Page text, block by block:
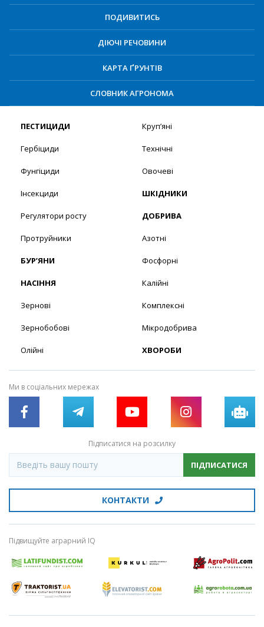
ПОДИВИТИСЬ
ДІЮЧІ РЕЧОВИНИ
КАРТА ҐРУНТІВ
СЛОВНИК АГРОНОМА
ПЕСТИЦИДИ
Гербіциди
Фунгіциди
Інсекциди
Регулятори росту
Протруйники
БУР’ЯНИ
НАСІННЯ
Зернові
Зернобобові
Олійні
Круп’яні
Технічні
Овочеві
ШКІДНИКИ
ДОБРИВА
Азотні
Фосфорні
Калійні
Комплексні
Мікродобрива
ХВОРОБИ
Ми в соціальних мережах
Підписатися на розсилку
ПІДПИСАТИСЯ
КОНТАКТИ
Підвищуйте аграрний IQ